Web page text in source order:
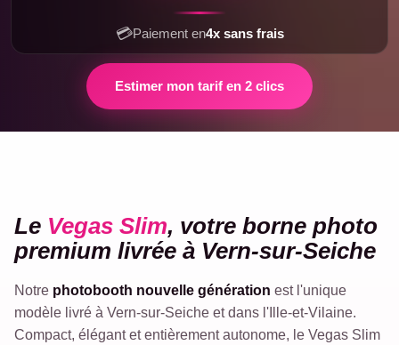
💳Paiement en4x sans frais
Estimer mon tarif en 2 clics
SLIM
Le Vegas Slim, votre borne photo
premium livrée à Vern-sur-Seiche
Notre photobooth nouvelle génération est l'unique
modèle livré à Vern-sur-Seiche et dans l'Ille-et-Vilaine.
Compact, élégant et entièrement autonome, le Vegas Slim